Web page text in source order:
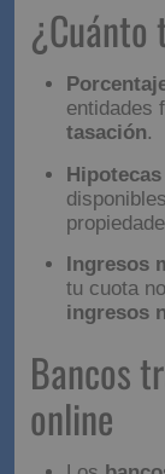
banco?
tasación.
Ingresos
ingresos
Bancos